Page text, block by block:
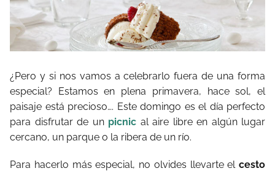
¿Pero y si nos vamos a celebrarlo fuera de una forma
especial? Estamos en plena primavera, hace sol, el
paisaje está precioso…. Este domingo es el día perfecto
para disfrutar de un picnic al aire libre en algún lugar
cercano, un parque o la ribera de un río.
Para hacerlo más especial, no olvides llevarte el cesto